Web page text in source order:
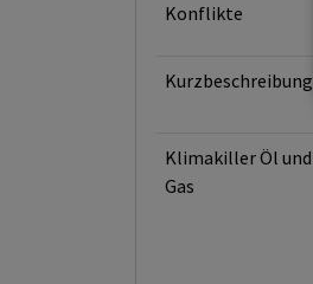
Konflikte
Kurzbeschreibung
Klimakiller Öl und
Gas